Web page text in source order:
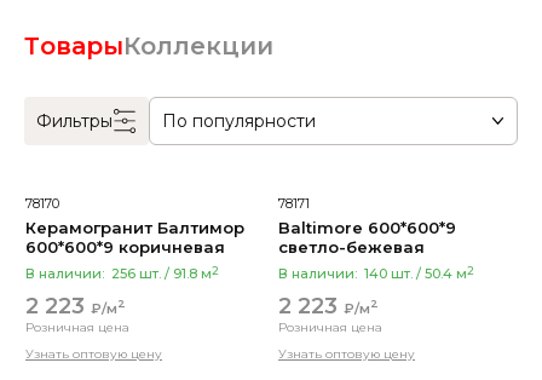
квадратный
Матовая
Белоруссия
Индия
ТоварыКоллекции
Фильтры По популярности
78170
Керамогранит Балтимор
600*600*9 коричневая
В наличии: 256 шт. / 91.8 м2
2 223 ₽/м2
Розничная цена
Узнать оптовую цену
78171
Baltimore 600*600*9
светло-бежевая
В наличии: 140 шт. / 50.4 м2
2 223 ₽/м2
Розничная цена
Узнать оптовую цену